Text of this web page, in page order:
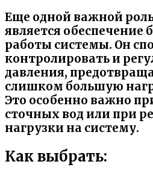
Еще одной важной
является обеспечение
работы системы. Он
контролировать и
давления,
слишком большую
Это особенно важно
сточных вод или при
нагрузки на систему.
Как выбрать: